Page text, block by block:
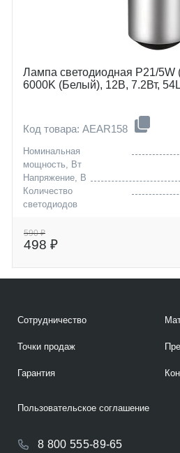
Лампа светодиодная P21/5W
6000K (Белый), 12В, 7.2Вт,
Код товара: AEAR158
Номинальная
мощность, Вт
Напряжение, В
Количество
светодиодов
590 ₽
498 ₽
Сотрудничество
Точки продаж
Гарантия
8 800 555-89-65
Пользовательское соглашение